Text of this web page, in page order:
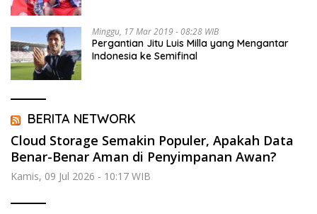
Minggu, 17 Mar 2019 - 08:28 WIB
Pergantian Jitu Luis Milla yang Mengantar
Indonesia ke Semifinal
BERITA NETWORK
Cloud Storage Semakin Populer, Apakah Data
Benar-Benar Aman di Penyimpanan Awan?
Kamis, 09 Jul 2026 - 10:17 WIB